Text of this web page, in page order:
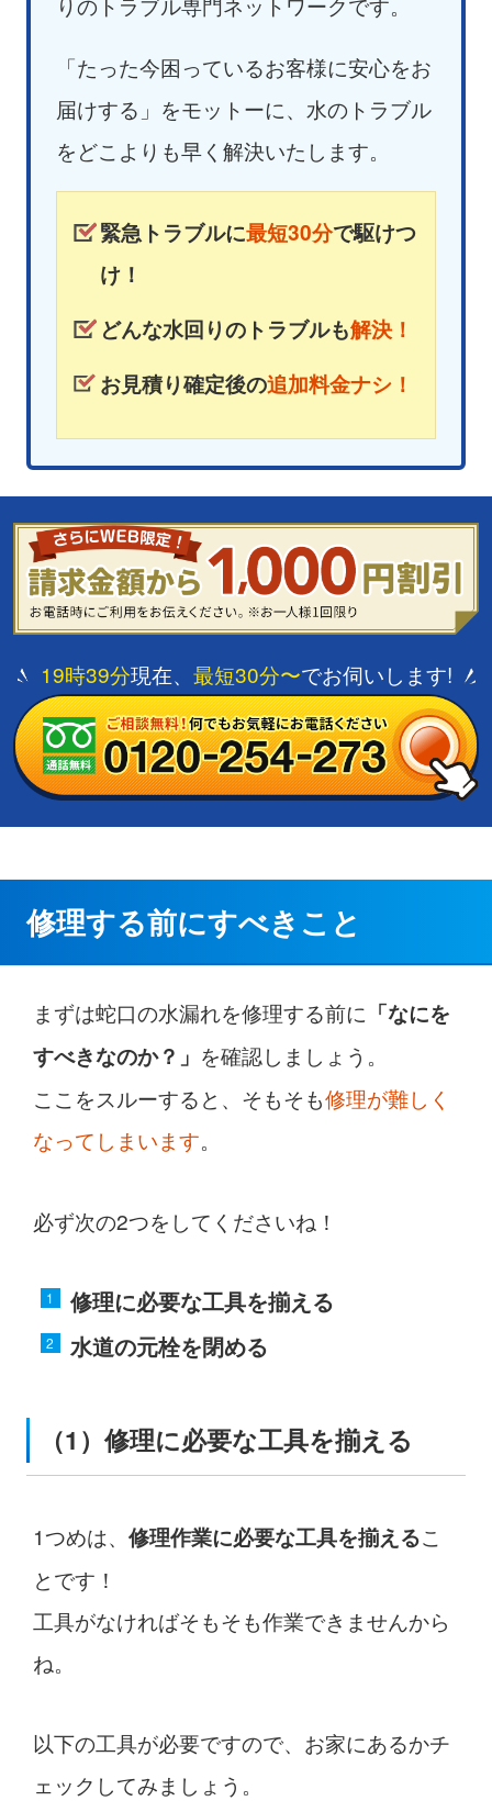
「たった今困っているお客様に安心をお
届けする」をモットーに、水のトラブル
をどこよりも早く解決いたします。
緊急トラブルに最短30分で駆けつ
け！
どんな水回りのトラブルも解決！
お見積り確定後の追加料金ナシ！
19時39分現在、 最短30分〜でお伺いします!
修理する前にすべきこと
まずは蛇口の水漏れを修理する前に 「なにを
すべきなのか？」 を確認しましょう。
ここをスルーすると、そもそも修理が難しく
なってしまいます。
必ず次の2つをしてくださいね！
修理に必要な工具を揃える
水道の元栓を閉める
（1）修理に必要な工具を揃える
1つめは、 修理作業に必要な工具を揃えるこ
とです！
工具がなければそもそも作業できませんから
ね。
以下の工具が必要ですので、お家にあるかチ
ェックしてみましょう。